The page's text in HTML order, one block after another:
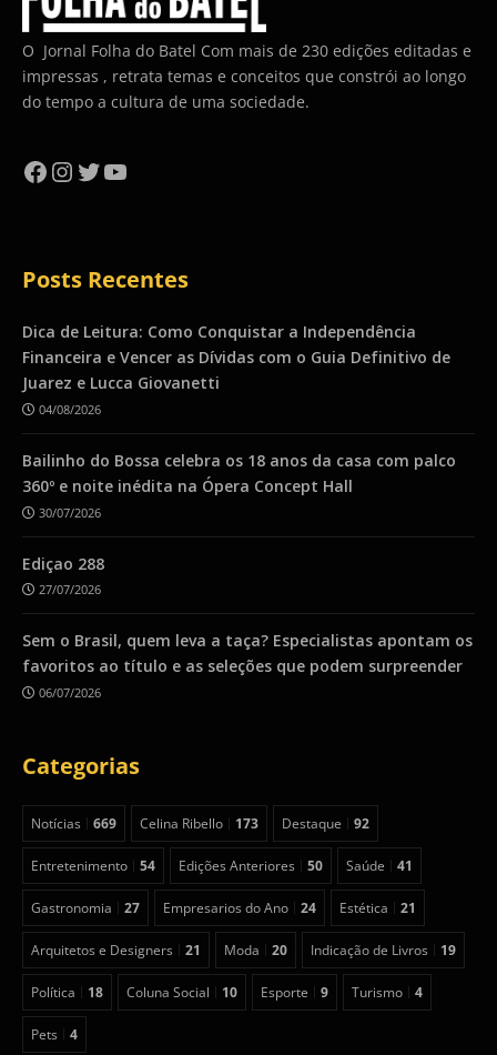
O Jornal Folha do Batel Com mais de 230 edições editadas e
impressas , retrata temas e conceitos que constrói ao longo
do tempo a cultura de uma sociedade.
Facebook
Instagram
Twitter
YouTube
Posts Recentes
Dica de Leitura: Como Conquistar a Independência
Financeira e Vencer as Dívidas com o Guia Definitivo de
Juarez e Lucca Giovanetti
04/08/2026
Bailinho do Bossa celebra os 18 anos da casa com palco
360º e noite inédita na Ópera Concept Hall
30/07/2026
Ediçao 288
27/07/2026
Sem o Brasil, quem leva a taça? Especialistas apontam os
favoritos ao título e as seleções que podem surpreender
06/07/2026
Categorias
Notícias 669 Celina Ribello 173 Destaque 92
Entretenimento 54 Edições Anteriores 50 Saúde 41
Gastronomia 27 Empresarios do Ano 24 Estética 21
Arquitetos e Designers 21 Moda 20 Indicação de Livros 19
Política 18 Coluna Social 10 Esporte 9 Turismo 4
Pets 4